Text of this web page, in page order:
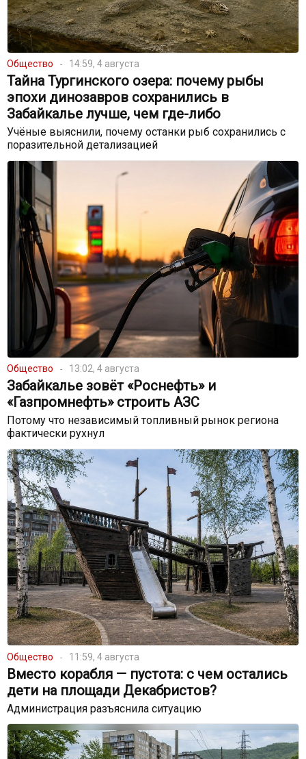
Общество 14:59, 4 августа
Тайна Тургинского озера: почему рыбы
эпохи динозавров сохранились в
Забайкалье лучше, чем где-либо
Учёные выяснили, почему останки рыб сохранились с
поразительной детализацией
Общество 13:02, 4 августа
Забайкалье зовёт «Роснефть» и
«Газпромнефть» строить АЗС
Потому что независимый топливный рынок региона
фактически рухнул
Общество 11:59, 4 августа
Вместо корабля — пустота: с чем остались
дети на площади Декабристов?
Администрация разъяснила ситуацию